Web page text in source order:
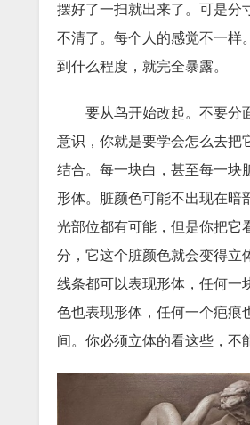
摆好了一扫就出来了。可是分
不清了。每个人的感觉不一样
到什么程度，就完全暴露。
要从鸟开始改起。不要分
意识，你就是要学会怎么去把
结合。每一块白，甚至每一块
形体。脏颜色可能不出现在暗
光部位都有可能，但是你把它
分，它这个脏颜色就会变得立
线条都可以表现形体，任何一
色也表现形体，任何一个疤痕
间。你必须立体的看这些，不